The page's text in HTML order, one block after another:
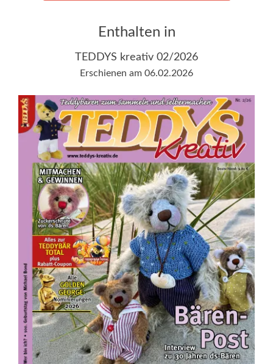
Enthalten in
TEDDYS kreativ 02/2026
Erschienen am 06.02.2026